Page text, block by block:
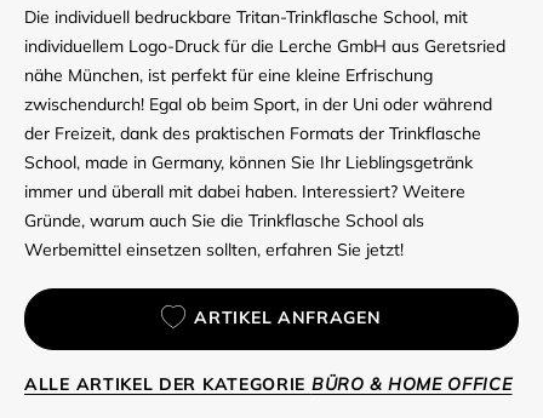
Die individuell bedruckbare Tritan-Trinkflasche School, mit
individuellem Logo-Druck für die Lerche GmbH aus Geretsried
nähe München, ist perfekt für eine kleine Erfrischung
zwischendurch! Egal ob beim Sport, in der Uni oder während
der Freizeit, dank des praktischen Formats der Trinkflasche
School, made in Germany, können Sie Ihr Lieblingsgetränk
immer und überall mit dabei haben. Interessiert? Weitere
Gründe, warum auch Sie die Trinkflasche School als
Werbemittel einsetzen sollten, erfahren Sie jetzt!
ARTIKEL ANFRAGEN
ALLE ARTIKEL DER KATEGORIE BÜRO & HOME OFFICE